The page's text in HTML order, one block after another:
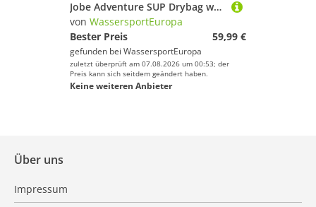
Jobe Adventure SUP Drybag wasserdichte Tasche Wakeboard Surfen Schutz Gepolst...
von WassersportEuropa
Bester Preis
59,99 €
gefunden bei WassersportEuropa
zuletzt überprüft am 07.08.2026 um 00:53; der
Preis kann sich seitdem geändert haben.
Keine weiteren Anbieter
Über uns
Impressum